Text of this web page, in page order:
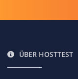
ÜBER HOSTTEST